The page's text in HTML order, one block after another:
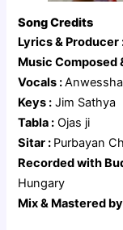
Song Credits
Lyrics & Producer
Music Composed
Vocals :
Keys : Jim Sathya
Tabla : Ojas ji
Sitar : Purbayan
Recorded with
Hungary
Mix & Mastered by